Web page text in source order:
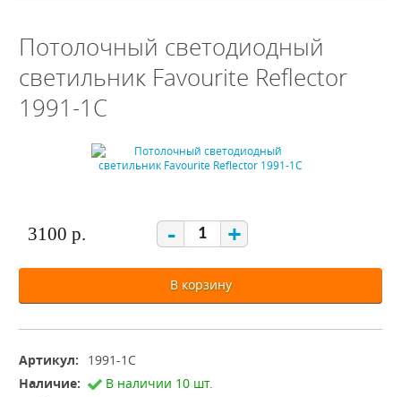
Потолочный светодиодный
светильник Favourite Reflector
1991-1C
3100 р. - +
В корзину
Артикул:
1991-1C
Наличие:
В наличии 10 шт.